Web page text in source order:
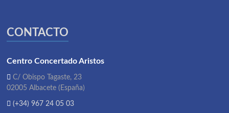
CONTACTO
Centro Concertado Aristos
C/ Obispo Tagaste, 23
02005 Albacete (España)
(+34) 967 24 05 03